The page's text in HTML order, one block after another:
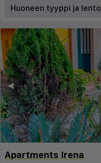
Huoneen tyyppi ja lento
◀︎
Apartments Irena